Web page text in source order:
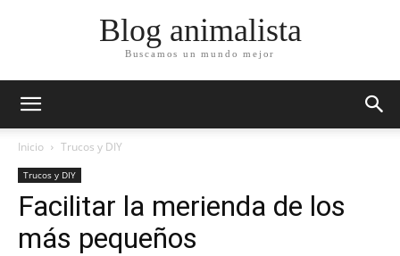
Blog animalista
Buscamos un mundo mejor
Inicio Trucos y DIY
Trucos y DIY
Facilitar la merienda de los
más pequeños